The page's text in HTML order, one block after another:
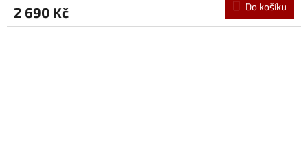
2 690 Kč Do košíku